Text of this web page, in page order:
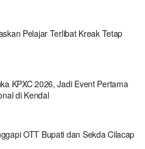
Pelajar Terlibat Kreak Tetap
KPXC 2026, Jadi Event Pertama
di Kendal
OTT Bupati dan Sekda Cilacap